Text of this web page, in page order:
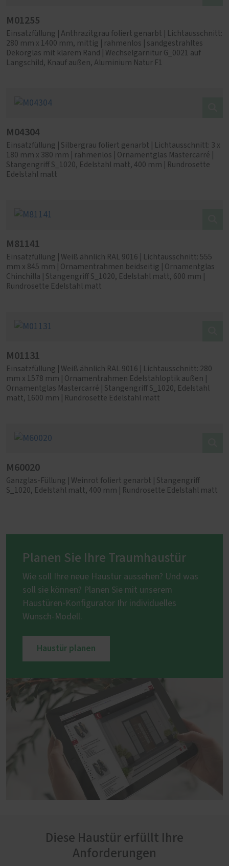
M01255
Einsatzfüllung | Anthrazitgrau foliert genarbt | Lichtausschnitt:
280 mm x 1400 mm, mittig | rahmenlos | sandgestrahltes
Dekorglas mit klarem Rand | Wechselgarnitur G_0021 auf
Langschild, Knauf außen, Aluminium Natur F1
M04304
Einsatzfüllung | Silbergrau foliert genarbt | Lichtausschnitt: 3 x
180 mm x 380 mm | rahmenlos | Ornamentglas Mastercarré |
Stangengriff S_1020, Edelstahl matt, 400 mm | Rundrosette
Edelstahl matt
M81141
Einsatzfüllung | Weiß ähnlich RAL 9016 | Lichtausschnitt: 555
mm x 845 mm | Ornamentrahmen beidseitig | Ornamentglas
Chinchilla | Stangengriff S_1020, Edelstahl matt, 600 mm |
Rundrosette Edelstahl matt
M01131
Einsatzfüllung | Weiß ähnlich RAL 9016 | Lichtausschnitt: 280
mm x 1578 mm | Ornamentrahmen Edelstahloptik außen |
Ornamentglas Mastercarré | Stangengriff S_1020, Edelstahl
matt, 1600 mm | Rundrosette Edelstahl matt
M60020
Ganzglas-Füllung | Weinrot foliert genarbt | Stangengriff
S_1020, Edelstahl matt, 400 mm | Rundrosette Edelstahl matt
Planen Sie Ihre Traumhaustür
Wie soll Ihre neue Haustür aussehen? Und was
soll sie können? Planen Sie mit unserem
Haustüren-Konfigurator Ihr individuelles
Wunsch-Modell.
Haustür planen
Diese Haustür erfüllt Ihre
Anforderungen